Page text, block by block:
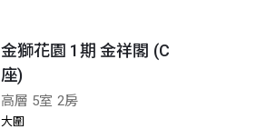
金獅花園 1期 金祥閣 (C
座)
高層 5室 2房
大圍